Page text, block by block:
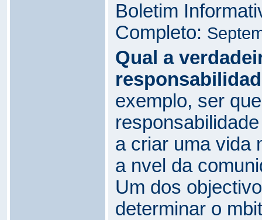
Boletim
Completo:
Qual a
exemplo, ser
a criar uma vida
a nvel da
Um dos
determinar o